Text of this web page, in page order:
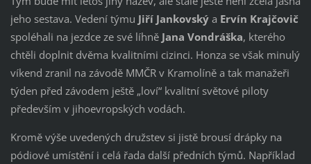
jeho sestava. Vedení týmu Jiří Jankovskýa Ervín Krajčovič
spoléhali na jezdce ze své líhně Jana Vondráška, kterého
chtěli doplnit dvěma kvalitními cizinci. Honza se však minulý
víkend zranil na závodě MMČR v Kramolíně a tak manažeři
týden před závodem ještě „loví“ kvalitní světové piloty
především v jihoevropských vodách.
Kromě výše uvedených družstev si jistě brousí drápky na
pódiové umístění i celá řada další předních týmů. Například